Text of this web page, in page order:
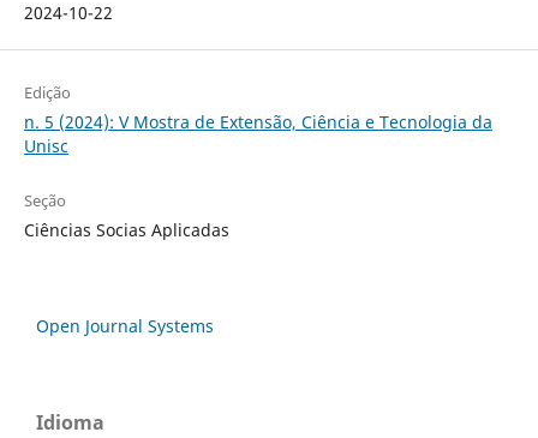
2024-10-22
Edição
n. 5 (2024): V Mostra de Extensão, Ciência e Tecnologia da
Unisc
Seção
Ciências Socias Aplicadas
Open Journal Systems
Idioma